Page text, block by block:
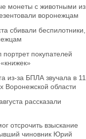
монеты с животными из
воронежцам
сбивали беспилотники,
покупателей
из-за БПЛА звучала в 11
Воронежской области
рассказали
отсрочить взыскание
чиновник Юрий